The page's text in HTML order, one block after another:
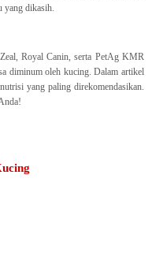
yang dikasih.
Royal Canin, serta PetAg KMR
diminum oleh kucing. Dalam artikel
yang paling direkomendasikan.